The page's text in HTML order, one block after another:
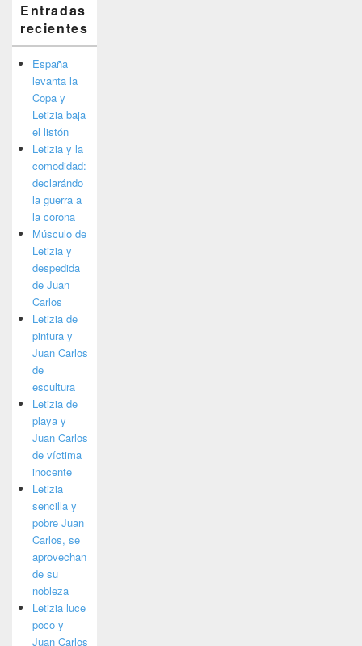
Entradas
recientes
España
levanta la
Copa y
Letizia baja
el listón
Letizia y la
comodidad:
declarándo
la guerra a
la corona
Músculo de
Letizia y
despedida
de Juan
Carlos
Letizia de
pintura y
Juan Carlos
de
escultura
Letizia de
playa y
Juan Carlos
de víctima
inocente
Letizia
sencilla y
pobre Juan
Carlos, se
aprovechan
de su
nobleza
Letizia luce
poco y
Juan Carlos